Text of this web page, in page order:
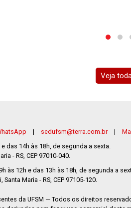
Veja
| sedufsm@terra.com.br |
das 14h às 18h, de segunda a sexta.
- RS, CEP 97010-040.
às 12h e das 13h às 18h, de segunda a
Maria - RS, CEP 97105-120.
da UFSM — Todos os direitos